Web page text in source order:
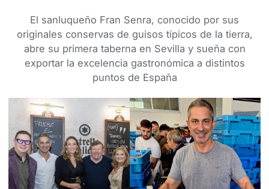
El sanluqueño Fran Senra, conocido por sus
originales conservas de guisos típicos de la tierra,
abre su primera taberna en Sevilla y sueña con
exportar la excelencia gastronómica a distintos
puntos de España